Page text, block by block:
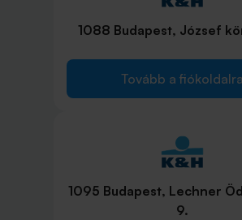
1088 Budapest, József
Tovább a fiókoldalra
1095 Budapest, Lechner
9.